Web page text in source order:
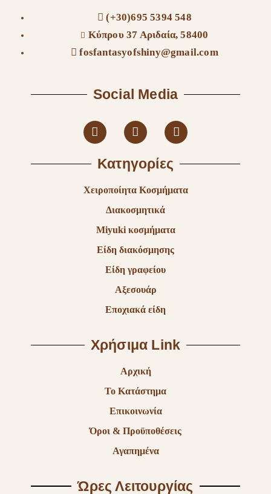
(+30)695 5394 548
Κύπρου 37 Αριδαία, 58400
fosfantasyofshiny@gmail.com
Social Media
Κατηγορίες
Χειροποίητα Κοσμήματα
Διακοσμητικά
Miyuki κοσμήματα
Είδη διακόσμησης
Είδη γραφείου
Αξεσουάρ
Εποχιακά είδη
Χρήσιμα Link
Αρχική
Το Κατάστημα
Επικοινωνία
Όροι & Προϋποθέσεις
Αγαπημένα
Ώρες Λειτουργίας